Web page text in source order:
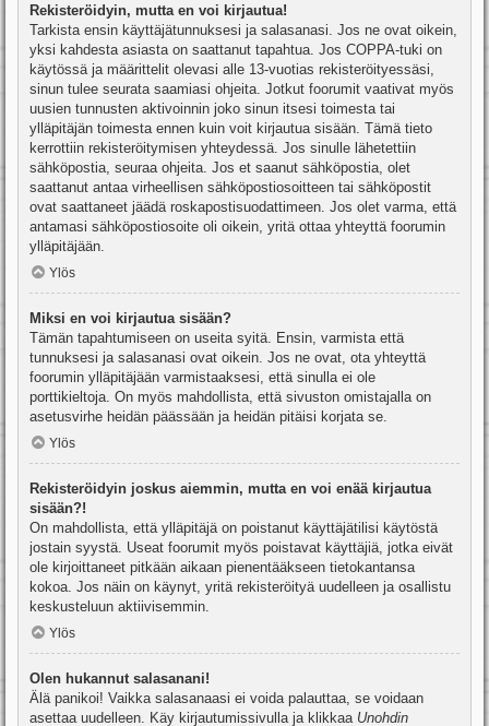
Rekisteröidyin, mutta en voi kirjautua!
Tarkista ensin käyttäjätunnuksesi ja salasanasi. Jos ne ovat oikein,
yksi kahdesta asiasta on saattanut tapahtua. Jos COPPA-tuki on
käytössä ja määrittelit olevasi alle 13-vuotias rekisteröityessäsi,
sinun tulee seurata saamiasi ohjeita. Jotkut foorumit vaativat myös
uusien tunnusten aktivoinnin joko sinun itsesi toimesta tai
ylläpitäjän toimesta ennen kuin voit kirjautua sisään. Tämä tieto
kerrottiin rekisteröitymisen yhteydessä. Jos sinulle lähetettiin
sähköpostia, seuraa ohjeita. Jos et saanut sähköpostia, olet
saattanut antaa virheellisen sähköpostiosoitteen tai sähköpostit
ovat saattaneet jäädä roskapostisuodattimeen. Jos olet varma, että
antamasi sähköpostiosoite oli oikein, yritä ottaa yhteyttä foorumin
ylläpitäjään.
Ylös
Miksi en voi kirjautua sisään?
Tämän tapahtumiseen on useita syitä. Ensin, varmista että
tunnuksesi ja salasanasi ovat oikein. Jos ne ovat, ota yhteyttä
foorumin ylläpitäjään varmistaaksesi, että sinulla ei ole
porttikieltoja. On myös mahdollista, että sivuston omistajalla on
asetusvirhe heidän päässään ja heidän pitäisi korjata se.
Ylös
Rekisteröidyin joskus aiemmin, mutta en voi enää kirjautua
sisään?!
On mahdollista, että ylläpitäjä on poistanut käyttäjätilisi käytöstä
jostain syystä. Useat foorumit myös poistavat käyttäjiä, jotka eivät
ole kirjoittaneet pitkään aikaan pienentääkseen tietokantansa
kokoa. Jos näin on käynyt, yritä rekisteröityä uudelleen ja osallistu
keskusteluun aktiivisemmin.
Ylös
Olen hukannut salasanani!
Älä panikoi! Vaikka salasanaasi ei voida palauttaa, se voidaan
asettaa uudelleen. Käy kirjautumissivulla ja klikkaa Unohdin